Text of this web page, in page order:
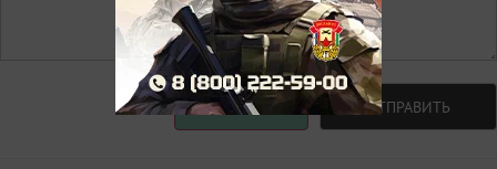
Авторизоваться ОТПРАВИТЬ